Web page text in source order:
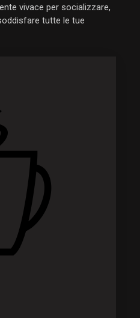
vivace per socializzare,
tutte le tue